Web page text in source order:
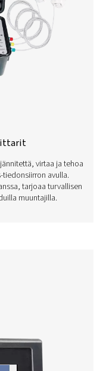
ansiosta se